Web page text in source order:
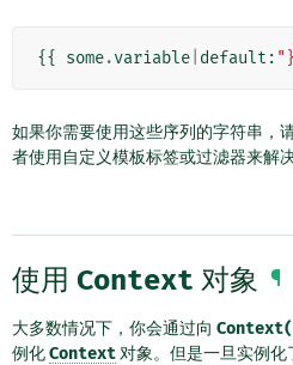
{{ some.variable default :
如果你需要使用这些序列的字符串，
者使用自定义模板标签或过滤器来解
使用 Context 对象 ¶
大多数情况下，你会通过向
例化Context 对象。但是一旦实例化